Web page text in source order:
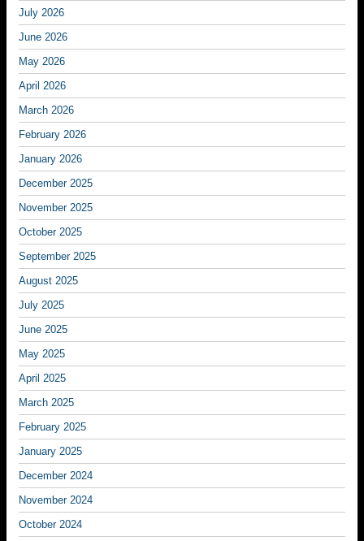
July 2026
June 2026
May 2026
April 2026
March 2026
February 2026
January 2026
December 2025
November 2025
October 2025
September 2025
August 2025
July 2025
June 2025
May 2025
April 2025
March 2025
February 2025
January 2025
December 2024
November 2024
October 2024